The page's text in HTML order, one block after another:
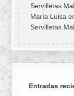
Servilletas
María Luisa
Servilletas
Entradas